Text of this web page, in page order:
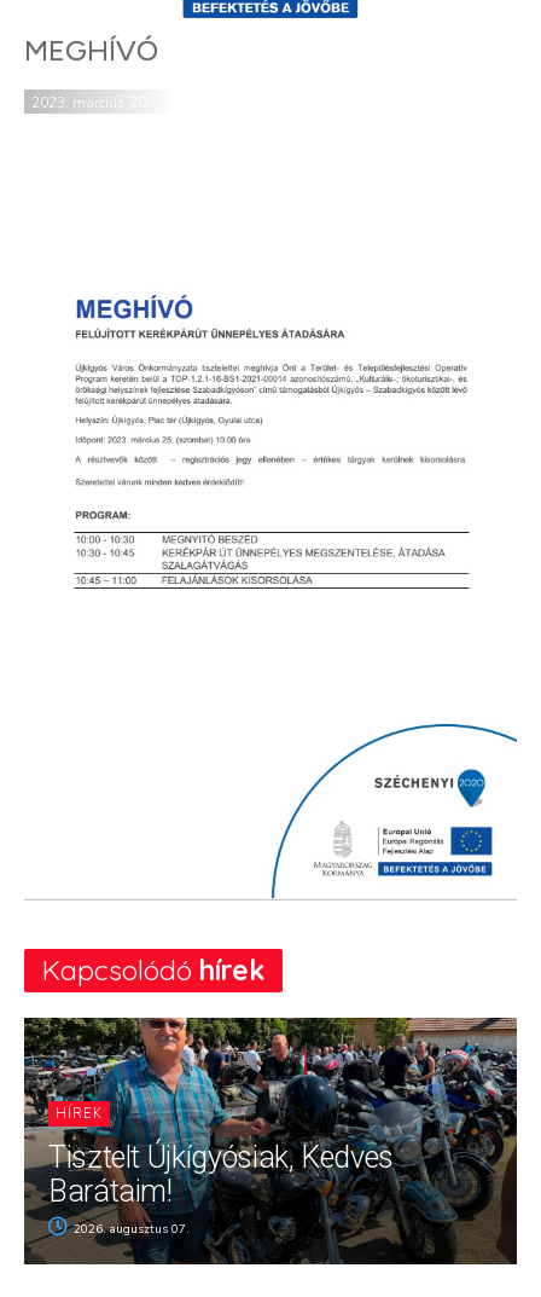
MEGHÍVÓ
2023. március 20.
Kapcsolódó hírek
HÍREK
Tisztelt Újkígyósiak, Kedves
Barátaim!
2026. augusztus 07.